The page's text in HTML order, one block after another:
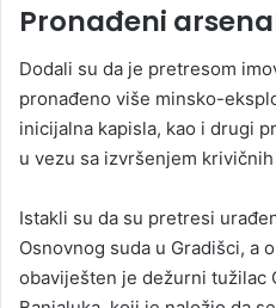
Pronađeni
Dodali su da je pretresom
pronađeno više minsko-
inicijalna kapisla, kao i drugi
u vezu sa izvršenjem
Istakli su da su pretresi
Osnovnog suda u Gradišci, a
obaviješten je dežurni tužilac